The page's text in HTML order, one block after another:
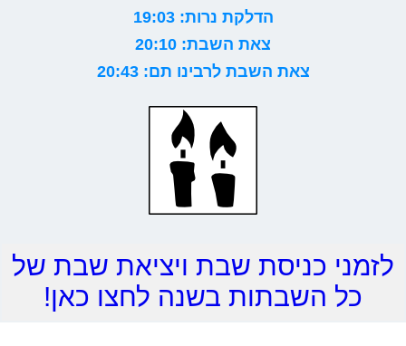
הדלקת נרות: 19:03
צאת השבת: 20:10
צאת השבת לרבינו תם: 20:43
לזמני כניסת שבת ויציאת שבת של
כל השבתות בשנה לחצו כאן!